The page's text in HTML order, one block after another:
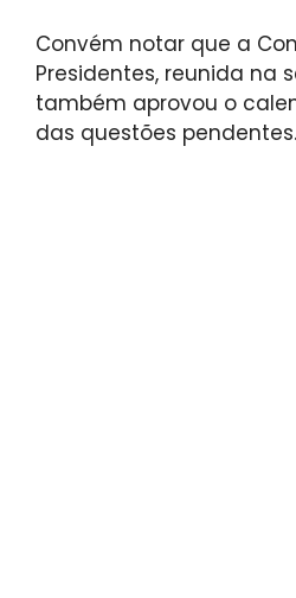
Convém notar que a
Presidentes, reunida na
também aprovou o
das questões pendentes.